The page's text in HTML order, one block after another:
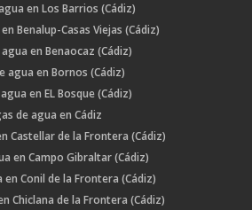
en Los Barrios (Cádiz)
Benalup-Casas Viejas (Cádiz)
en Benaocaz (Cádiz)
agua en Bornos (Cádiz)
en EL Bosque (Cádiz)
de agua en Cádiz
Castellar de la Frontera (Cádiz)
en Campo Gibraltar (Cádiz)
Conil de la Frontera (Cádiz)
Chiclana de la Frontera (Cádiz)